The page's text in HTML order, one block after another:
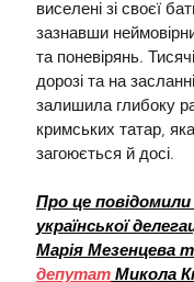
виселені зі своєї
зазнавши
та поневірянь.
дорозі та на
залишила глибоку
кримських татар,
загоюється й досі.
Про це повідомили
української
Марія Мезенцева
депутат Микола